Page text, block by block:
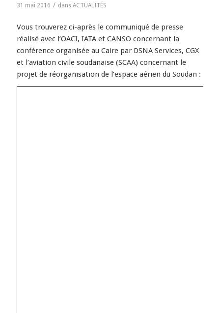
31 mai 2016 / dans ACTUALITÉS
Vous trouverez ci-après le communiqué de presse
réalisé avec l’OACI, IATA et CANSO concernant la
conférence organisée au Caire par DSNA Services, CGX
et l’aviation civile soudanaise (SCAA) concernant le
projet de réorganisation de l’espace aérien du Soudan :